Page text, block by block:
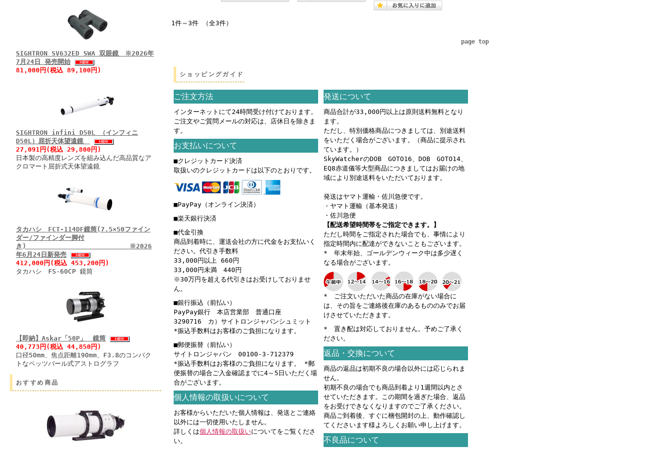
SIGHTRON SV632ED SWA 双眼鏡 ※2026年
7月24日 発売開始
81,000円(税込 89,100円)
SIGHTRON infini D50L （インフィニ
D50L）屈折天体望遠鏡
27,091円(税込 29,800円)
日本製の高精度レンズを組み込んだ高品質なア
クロマート屈折式天体望遠鏡
タカハシ FCT-114DF鏡筒(7.5×50ファイン
ダー/ファインダー脚付
き) ※2026
年6月24日新発売
412,000円(税込 453,200円)
タカハシ FS-60CP 鏡筒
【即納】Askar「50P」 鏡筒
40,773円(税込 44,850円)
口径50mm、焦点距離190mm、F3.8のコンパク
トなペッツバール式アストログラフ
おすすめ商品
1件～3件 （全3件）
page top
ショッピングガイド
ご注文方法
インターネットにて24時間受け付けております。
ご注文やご質問メールの対応は、店休日を除きま
す。
お支払いについて
■クレジットカード決済
取扱いのクレジットカードは以下のとおりです。
■PayPay（オンライン決済）
■楽天銀行決済
■代金引換
商品到着時に、運送会社の方に代金をお支払いく
ださい。代引き手数料
33,000円以上 660円
33,000円未満 440円
※30万円を超える代引きはお受けしておりませ
ん。
■銀行振込（前払い）
PayPay銀行 本店営業部 普通口座
3290716 カ）サイトロンジャパンシュミット
*振込手数料はお客様のご負担になります。
■郵便振替（前払い）
サイトロンジャパン 00100-3-712379
*振込手数料はお客様のご負担になります。 *郵
便振替の場合ご入金確認までに4～5日いただく場
合がございます。
個人情報の取扱いについて
お客様からいただいた個人情報は、発送とご連絡
以外には一切使用いたしません。
詳しくは個人情報の取扱いについてをご覧くださ
い。
発送について
商品合計が33,000円以上は原則送料無料となり
ます。
ただし、特別価格商品につきましては、別途送料
をいただく場合がございます。（商品に提示され
ています。）
SkyWatcherのDOB GOTO16、DOB GOTO14、
EQ8赤道儀等大型商品につきましてはお届けの地
域により別途送料をいただいております。
発送はヤマト運輸・佐川急便です。
・ヤマト運輸（基本発送）
・佐川急便
【配送希望時間帯をご指定できます。】
ただし時間をご指定された場合でも、事情により
指定時間内に配達ができないこともございます。
* 年末年始、ゴールデンウィーク中は多少遅く
なる場合がございます。
* ご注文いただいた商品の在庫がない場合に
は、その旨をご連絡後在庫のあるもののみでお届
けさせていただきます。
* 置き配は対応しておりません。予めご了承く
ださい。
返品・交換について
商品の返品は初期不良の場合以外には応じられま
せん。
初期不良の場合でも商品到着より1週間以内とさ
せていただきます。この期間を過ぎた場合、返品
をお受けできなくなりますのでご了承ください。
商品ご到着後、すぐに梱包開封の上、動作確認し
てくださいます様よろしくお願い申し上げます。
不良品について